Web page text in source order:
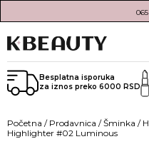
Besplatna isporuka
za iznos preko 6000 RSD
Početna / Prodavnica /Šminka /
Highlighter #02 Luminous